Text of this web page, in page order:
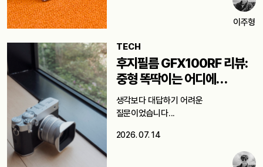
이주형
TECH
후지필름 GFX100RF 리뷰:
중형 똑딱이는 어디에
쓸까요?
생각보다 대답하기 어려운
질문이었습니다...
2026. 07. 14